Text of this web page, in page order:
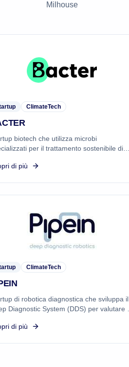
Milhouse
ClimateTech
biotech che utilizza microbi
per il trattamento sostenibile di
di gestire e valorizzare i materiali di
di più
ClimateTech
di robotica diagnostica che sviluppa il
Diagnostic System (DDS) per valutare lo
condutture e tunnel per consentire
di più